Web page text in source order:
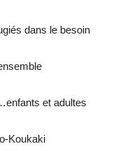
dans le besoin
et adultes
Koukaki